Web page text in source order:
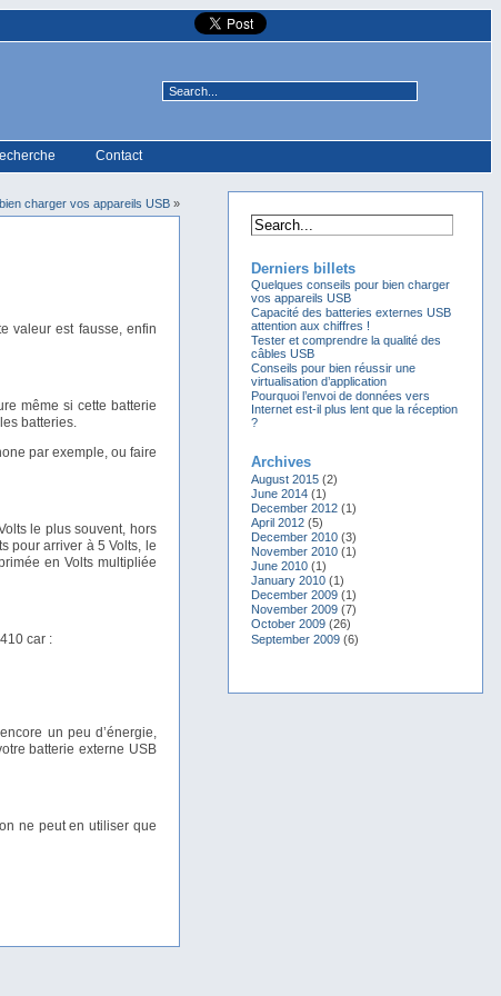
Contact
charger vos appareils USB»
valeur est fausse, enfin
même si cette batterie
batteries.
par exemple, ou faire
le plus souvent, hors
pour arriver à 5 Volts, le
en Volts multipliée
car :
un peu d’énergie,
batterie externe USB
ne peut en utiliser que
Derniers billets
Quelques conseils pour bien charger
vos appareils USB
Capacité des batteries externes USB
attention aux chiffres !
Tester et comprendre la qualité des
câbles USB
Conseils pour bien réussir une
virtualisation d’application
Pourquoi l’envoi de données vers
Internet est-il plus lent que la réception
?
Archives
August 2015 (2)
June 2014 (1)
December 2012 (1)
April 2012 (5)
December 2010 (3)
November 2010 (1)
June 2010 (1)
January 2010 (1)
December 2009 (1)
November 2009 (7)
October 2009 (26)
September 2009 (6)